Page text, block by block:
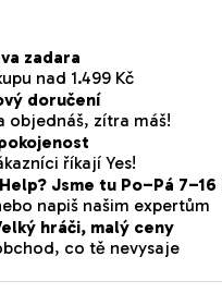
zadara
nad 1.499 Kč
doručení
objednáš, zítra máš!
říkají Yes!
Jsme tu Po–Pá 7–16
napiš našim expertům
hráči, malý ceny
co tě nevysaje